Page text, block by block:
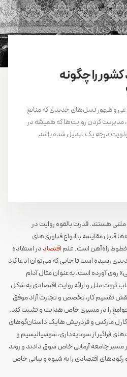
را چگونه
و ظهور نسل‌های جدیدی که منابع
مدیریت کردن روایت‌ها که همیشه در
درجه یک تبدیل شده باشد.
هستند. قدرت بالقوه روایت در
قابل مقایسه با انواع فناوری‌های
خطوط راه‌آهن است. علماقتصاددر استفاده
رسیده است تا جایی که می‌توان ادعا کرد
روی آورده است. به‌عنوان مثال آدام
ثروت ملل و ارائه روایت اقتصادی به شکل
تقسیم کار، تخصص و تجارت آزاد موفق
را در مسیری خاص هدایت و تثبیت کند.
کارل مارکس و فردریش هایک داستان‌گوهای
فراگیر از سرمایه‌داری، سوسیالیسیم و
مسیر جامعه آرمانی خاص سوق دادند و روند
اقتصادی را به شیوه و بیانی خاص